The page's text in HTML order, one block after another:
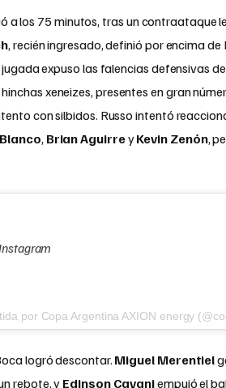
a los 75 minutos, tras un contraataque
, recién ingresado, definió por encima
expuso las falencias defensivas
xeneizes, presentes en gran
con silbidos. Russo intentó
, Brian AguirreyKevin Zenón,
logró descontar. Miguel Merentiel
rebote, y Edinson Cavaniempujó el